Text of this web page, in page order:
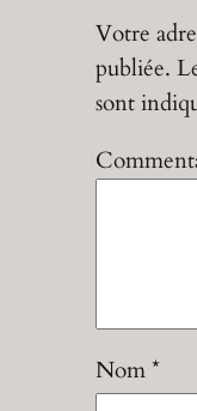
Votre
publiée.
sont
Nom*